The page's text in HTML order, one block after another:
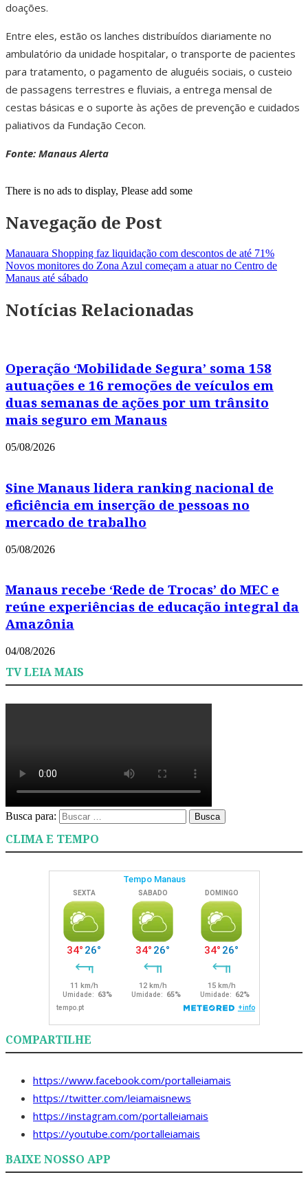
doações.
Entre eles, estão os lanches distribuídos diariamente no
ambulatório da unidade hospitalar, o transporte de pacientes
para tratamento, o pagamento de aluguéis sociais, o custeio
de passagens terrestres e fluviais, a entrega mensal de
cestas básicas e o suporte às ações de prevenção e cuidados
paliativos da Fundação Cecon.
Fonte: Manaus Alerta
There is no ads to display, Please add some
Navegação de Post
Manauara Shopping faz liquidação com descontos de até 71%
Novos monitores do Zona Azul começam a atuar no Centro de
Manaus até sábado
Notícias Relacionadas
Operação ‘Mobilidade Segura’ soma 158
autuações e 16 remoções de veículos em
duas semanas de ações por um trânsito
mais seguro em Manaus
05/08/2026
Sine Manaus lidera ranking nacional de
eficiência em inserção de pessoas no
mercado de trabalho
05/08/2026
Manaus recebe ‘Rede de Trocas’ do MEC e
reúne experiências de educação integral da
Amazônia
04/08/2026
TV LEIA MAIS
Busca para: Busca
CLIMA E TEMPO
COMPARTILHE
https://www.facebook.com/portalleiamais
https://twitter.com/leiamaisnews
https://instagram.com/portalleiamais
https://youtube.com/portalleiamais
BAIXE NOSSO APP